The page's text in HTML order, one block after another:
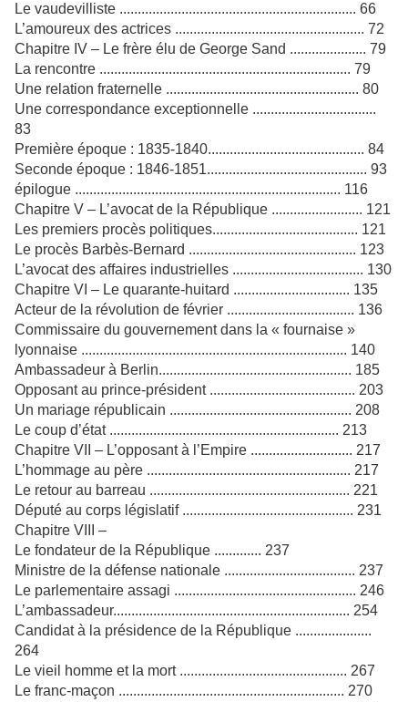
Le vaudevilliste ................................................................. 66
L’amoureux des actrices .................................................... 72
Chapitre IV – Le frère élu de George Sand ..................... 79
La rencontre ..................................................................... 79
Une relation fraternelle ..................................................... 80
Une correspondance exceptionnelle ..................................
83
Première époque : 1835-1840........................................... 84
Seconde époque : 1846-1851............................................ 93
épilogue ......................................................................... 116
Chapitre V – L’avocat de la République ......................... 121
Les premiers procès politiques........................................ 121
Le procès Barbès-Bernard .............................................. 123
L’avocat des affaires industrielles .................................... 130
Chapitre VI – Le quarante-huitard ................................ 135
Acteur de la révolution de février ................................... 136
Commissaire du gouvernement dans la « fournaise »
lyonnaise ......................................................................... 140
Ambassadeur à Berlin..................................................... 185
Opposant au prince-président ........................................ 203
Un mariage républicain .................................................. 208
Le coup d’état ............................................................... 213
Chapitre VII – L’opposant à l’Empire ............................ 217
L’hommage au père ........................................................ 217
Le retour au barreau ....................................................... 221
Député au corps législatif ............................................... 231
Chapitre VIII –
Le fondateur de la République ............. 237
Ministre de la défense nationale .................................... 237
Le parlementaire assagi .................................................. 246
L’ambassadeur................................................................. 254
Candidat à la présidence de la République .....................
264
Le vieil homme et la mort .............................................. 267
Le franc-maçon .............................................................. 270